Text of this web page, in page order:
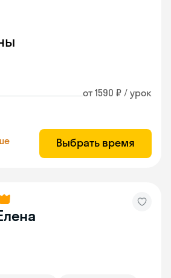
от 1590 ₽ / урок
Выбрать время